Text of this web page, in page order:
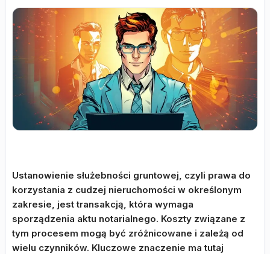
Ustanowienie służebności gruntowej, czyli prawa do
korzystania z cudzej nieruchomości w określonym
zakresie, jest transakcją, która wymaga
sporządzenia aktu notarialnego. Koszty związane z
tym procesem mogą być zróżnicowane i zależą od
wielu czynników. Kluczowe znaczenie ma tutaj